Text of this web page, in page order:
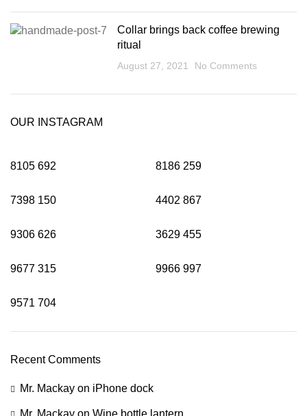
Collar brings back coffee brewing
ritual
August 27, 2021 No Comments
OUR INSTAGRAM
8105 692 8186 259
7398 150 4402 867
9306 626 3629 455
9677 315 9966 997
9571 704
Recent Comments
Mr. Mackay on iPhone dock
Mr. Mackay on Wine bottle lantern